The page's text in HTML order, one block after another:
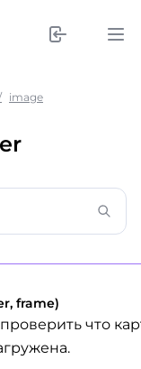
image
frame)
что